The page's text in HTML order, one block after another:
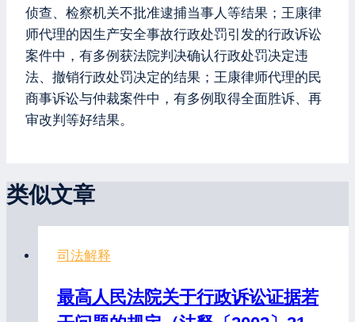
侦查、检察机关不批准逮捕当事人等结果；王康律
师代理的因生产安全事故行政处罚引发的行政诉讼
案件中，有多例获法院判决确认行政处罚决定违
法、撤销行政处罚决定的结果；王康律师代理的民
商事诉讼与仲裁案件中，有多例取得全面胜诉、再
审改判等好结果。
类似文章
司法解释
最高人民法院关于行政诉讼证据若